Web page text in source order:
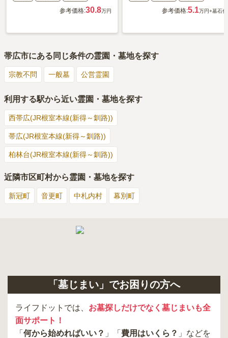
参考価格:30.8万円 参考価格:5.1万円+墓石代
帯広市にある同じ条件の霊園・墓地を探す
宗教不問 一般墓 公営霊園
利用する駅から近い霊園・墓地を探す
西帯広(JR根室本線(新得～釧路))
帯広(JR根室本線(新得～釧路))
柏林台(JR根室本線(新得～釧路))
近隣市区町村から霊園・墓地を探す
新冠町 音更町 中札内村 幕別町
「墓じまい」でお困りの方へ
ライフドットでは、 お墓探しだけでなく墓じまいも全
面サポート！
「 何から始めればいい？ 」「 費用はいくら？ 」などを